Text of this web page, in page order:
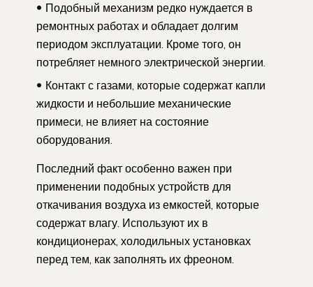
Подобный механизм редко нуждается в
ремонтных работах и обладает долгим
периодом эксплуатации. Кроме того, он
потребляет немного электрической энергии.
Контакт с газами, которые содержат капли
жидкости и небольшие механические
примеси, не влияет на состояние
оборудования.
Последний факт особенно важен при
применении подобных устройств для
откачивания воздуха из емкостей, которые
содержат влагу. Используют их в
кондиционерах, холодильных установках
перед тем, как заполнять их фреоном.